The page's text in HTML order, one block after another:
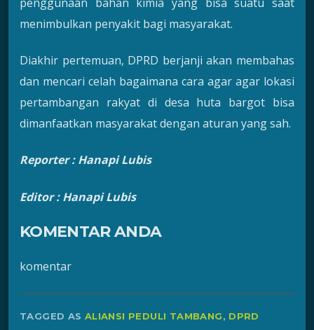
menimbulkan penyakit bagi masyarakat.
Diakhir pertemuan, DPRD berjanji akan membahas
dan mencari celah bagaimana cara agar agar lokasi
pertambangan rakyat di desa huta bargot bisa
dimanfaatkan masyarakat dengan aturan yang sah.
Reporter : Hanapi Lubis
Editor : Hanapi Lubis
KOMENTAR ANDA
komentar
TAGGED AS ALIANSI PEDULI TAMBANG, DPRD